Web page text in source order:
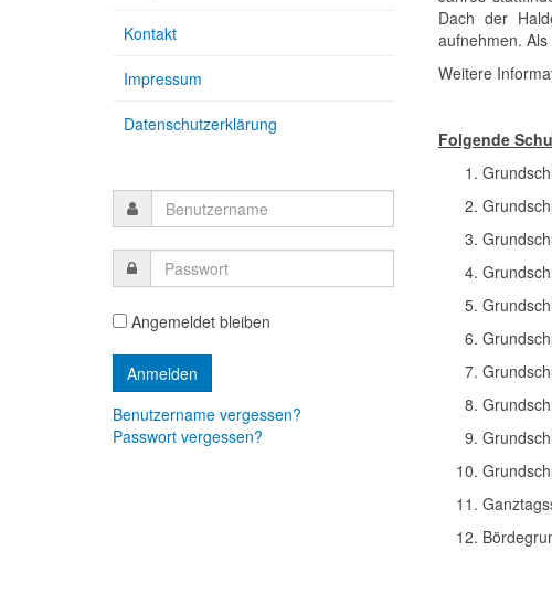
Dach der
aufnehmen.
Weitere
Folgende
Kontakt
Impressum
Datenschutzerklärung
Angemeldet bleiben
Benutzername vergessen?
Passwort vergessen?